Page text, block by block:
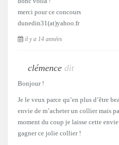
merci pour ce concours
dunedin31(at)yahoo.fr
il y a 14 années
clémence dit
Bonjour !
Je le veux parce qu’en plus d’être
envie de m’acheter un collier mais
moment du coup je laisse cette
gagner ce jolie collier !